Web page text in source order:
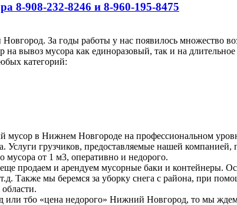
8-908-232-8246 и 8-960-195-8475
За годы работы у нас появилось множество
вывоз мусора как единоразовый, так и на длительное
категорий:
мусор в Нижнем Новгороде на профессиональном
грузчиков, предоставляемые нашей компанией,
мусора от 1 м3, оперативно и недорого.
продаем и арендуем мусорные баки и контейнеры.
Также мы беремся за уборку снега с района, при
тбо «цена недорого» Нижний Новгород, то мы